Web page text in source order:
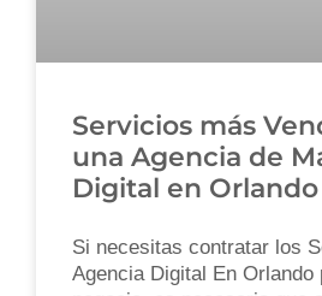
Servicios más
una Agencia de
Digital en Orlando
Si necesitas contratar los
Agencia Digital En Orlando